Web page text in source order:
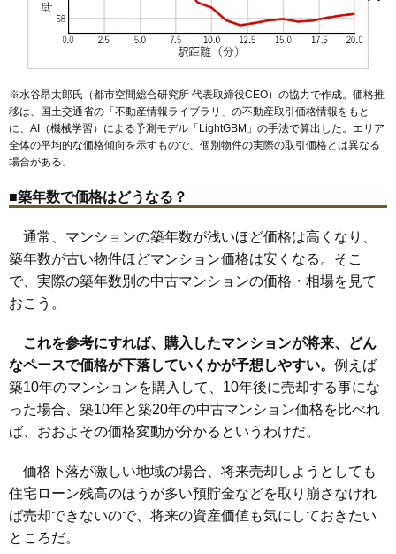
阪急日生ニュータウン花咲く丘の街C棟
兵庫県川西市丸山台1丁目
相場 2,110万円～2,310万円
(27.1万円/㎡~29.6万円/㎡)
住所 兵庫県川西市丸山台1丁目
交通 日生中央駅（6分）
マンションナビで
無料一括査定をする
阪急日生ニュータウン花咲く丘の街E棟
交通 日生中央駅（6分）
相場 2,010万円～2,210万円
※水谷昂太郎氏（都市空間総合研究所 代表取締役CEO）の協力で作成。価格推
移は、国土交通省の「不動産情報ライブラリ 」の不動産取引価格情報をもと
に、AI（機械学習）による予測モデル「LightGBM」の手法で算出した。エリア
全体の平均的な価格傾向を示すもので、個別物件の実際の取引価格とは異なる
場合がある。
■築年数で価格はどうなる？
通常、マンションの築年数が浅いほど価格は高くなり、
築年数が古い物件ほどマンション価格は安くなる。そこ
で、実際の築年数別の中古マンションの価格・相場を見て
おこう。
これを参考にすれば、購入したマンションが将来、どん
なペースで価格が下落していくかが予想しやすい。 例えば
築10年のマンションを購入して、10年後に売却する事にな
った場合、築10年と築20年の中古マンション価格を比べれ
ば、おおよその価格変動が分かるというわけだ。
価格下落が激しい地域の場合、将来売却しようとしても
住宅ローン残高のほうが多い預貯金などを取り崩さなけれ
ば売却できないので、将来の資産価値も気にしておきたい
ところだ。
石道 栄町
滝山町多田桜木中央町鼓が滝寺畑萩原花屋敷東畦野東多田
丸の内町丸山台緑台南花屋敷見野矢問
川西池田駅川西能勢口駅雲雀丘花屋敷駅絹延橋駅滝山駅